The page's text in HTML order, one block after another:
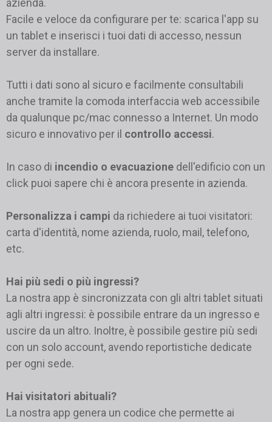
azienda.
Facile e veloce da configurare per te: scarica l'app su
un tablet e inserisci i tuoi dati di accesso, nessun
server da installare.
Tutti i dati sono al sicuro e facilmente consultabili
anche tramite la comoda interfaccia web accessibile
da qualunque pc/mac connesso a Internet. Un modo
sicuro e innovativo per il controllo accessi.
In caso di incendio o evacuazione dell'edificio con un
click puoi sapere chi è ancora presente in azienda.
Personalizza i campi da richiedere ai tuoi visitatori:
carta d'identità, nome azienda, ruolo, mail, telefono,
etc.
Hai più sedi o più ingressi?
La nostra app è sincronizzata con gli altri tablet situati
agli altri ingressi: è possibile entrare da un ingresso e
uscire da un altro. Inoltre, è possibile gestire più sedi
con un solo account, avendo reportistiche dedicate
per ogni sede.
Hai visitatori abituali?
La nostra app genera un codice che permette ai